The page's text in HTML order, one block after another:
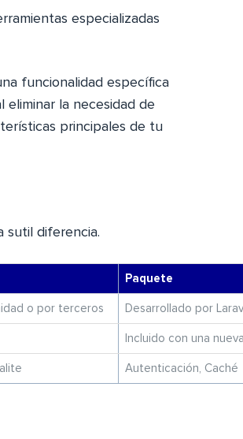
especializadas
funcionalidad específica
la necesidad de
principales de tu
sutil diferencia.
Paquete
o por terceros Desarrollado por
Incluido con una nueva
Autenticación, Caché